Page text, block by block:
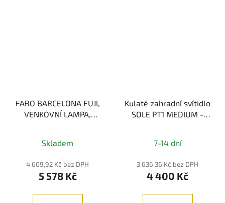
FARO BARCELONA FUJI,
VENKOVNÍ LAMPA,
Skladem
4 609,92 Kč bez DPH
5 578 Kč
Kulaté zahradní svítidlo
SOLE PT1 MEDIUM -
7-14 dní
3 636,36 Kč bez DPH
4 400 Kč